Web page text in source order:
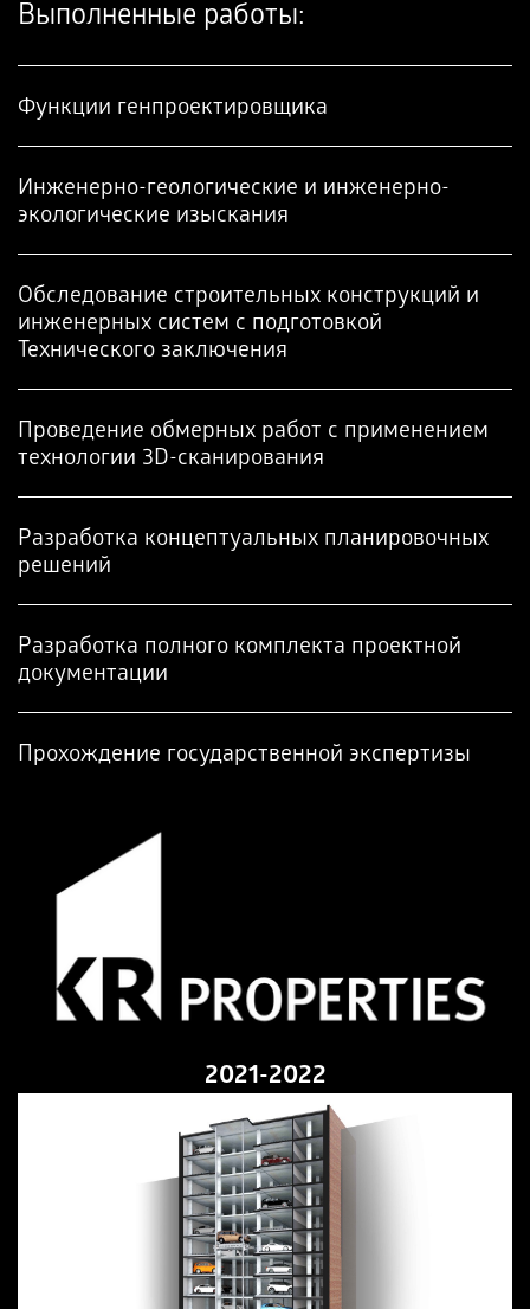
2021-2022
Выполненные работы:
Функции генпроектировщика
Инженерно-геологические и инженерно-
экологические изыскания
Обследование строительных конструкций и
инженерных систем с подготовкой
Технического заключения
Проведение обмерных работ с применением
технологии 3D-сканирования
Разработка концептуальных планировочных
решений
Разработка полного комплекта проектной
документации
Прохождение государственной экспертизы